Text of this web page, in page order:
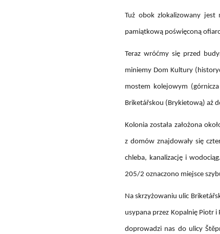
Tuż obok zlokalizowany jest
pamiątkową poświęconą
Teraz wróćmy się przed
miniemy Dom Kultury
mostem kolejowym
Briketářskou (Brykietową) aż
Kolonia została założona
z domów znajdowały się
chleba, kanalizację i
205/2 oznaczono miejsce
Na skrzyżowaniu ulic
usypana przez Kopalnię Piotr
doprowadzi nas do ulicy